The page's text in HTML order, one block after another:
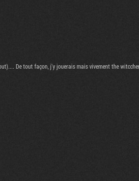
De tout façon, j'y jouerais mais vivement the